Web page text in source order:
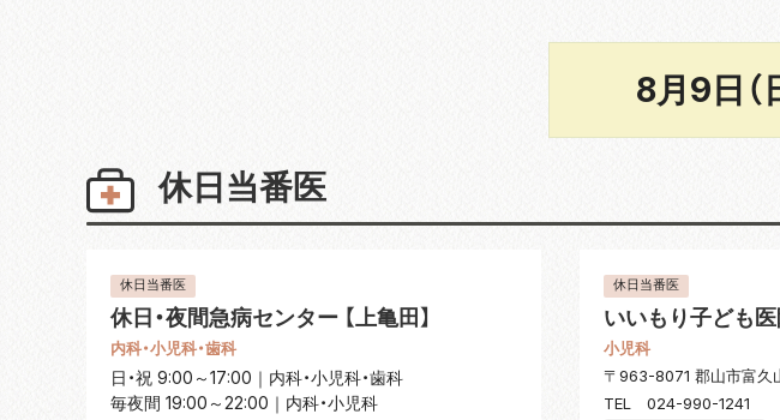
8月9日（
休日当番医
休日当番医
休日・夜間急病センター 【上亀田】
内科・小児科・歯科
日・祝 9:00～17:00｜内科・小児科・歯科
毎夜間 19:00～22:00｜内科・小児科
休日当番医
いいもり子ども医
小児科
〒963-8071 郡山市富久
TEL 024-990-1241